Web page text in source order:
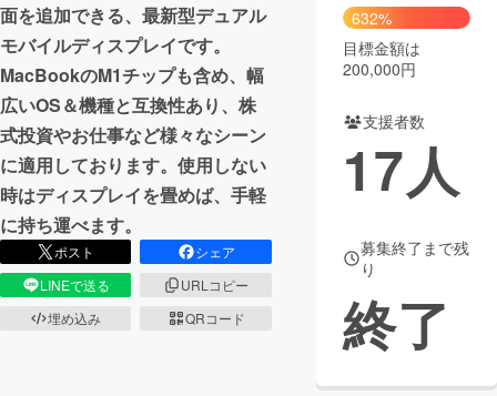
CAMPFIRE for Social Good
CAMPFIRE Creation
CAMPFIREふるさと納税machi-ya コミュニティ
面を追加できる、最新型デュアル
モバイルディスプレイです。
MacBookのM1チップも含め、幅
広いOS＆機種と互換性あり、株
式投資やお仕事など様々なシーン
に適用しております。使用しない
時はディスプレイを畳めば、手軽
に持ち運べます。
ポスト
シェア
LINEで送る
URLコピー
埋め込み
QRコード
632%
目標金額は
200,000円
支援者数
17人
募集終了まで残
り
終了